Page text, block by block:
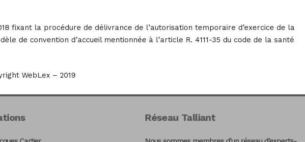
fixant la procédure de délivrance de l’autorisation temporaire d’exercice de la
de convention d’accueil mentionnée à l’article R. 4111-35 du code de la santé
WebLex – 2019
Réseau Talliant